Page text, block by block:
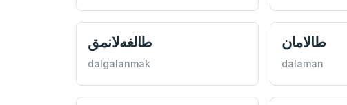
طالغه‌لانمق
dalgalanmak
طالامان
dalaman